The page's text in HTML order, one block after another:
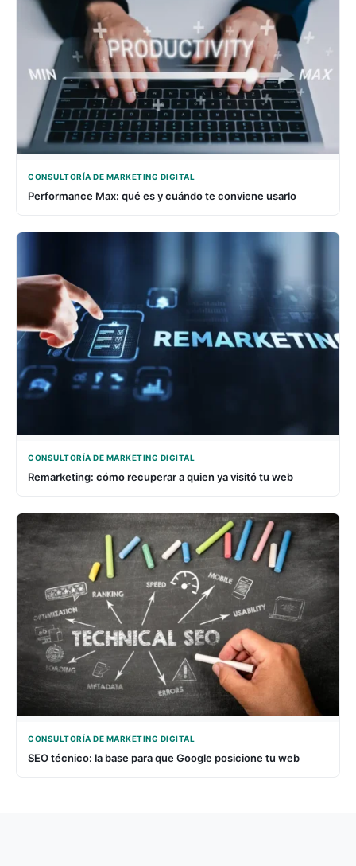
CONSULTORÍA DE MARKETING DIGITAL
Performance Max: qué es y cuándo te conviene usarlo
CONSULTORÍA DE MARKETING DIGITAL
Remarketing: cómo recuperar a quien ya visitó tu web
CONSULTORÍA DE MARKETING DIGITAL
SEO técnico: la base para que Google posicione tu web